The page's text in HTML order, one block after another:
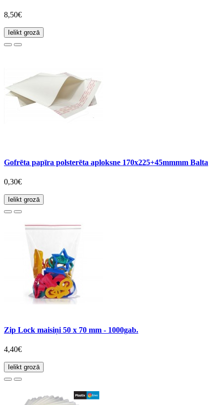
8,50€
Ielikt grozā
Gofrēta papīra polsterēta aploksne 170x225+45mmmm Balta
0,30€
Ielikt grozā
Zip Lock maisiņi 50 x 70 mm - 1000gab.
4,40€
Ielikt grozā